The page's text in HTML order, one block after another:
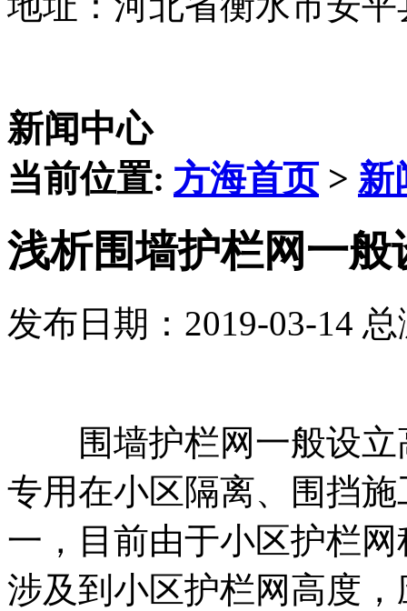
新闻中心
当前位置: 方海首页> 新
浅析围墙护栏网一
发布日期：2019-03-14
围墙护栏网一般设立
专用在小区隔离、围挡
一，目前由于小区护栏
涉及到小区护栏网高度